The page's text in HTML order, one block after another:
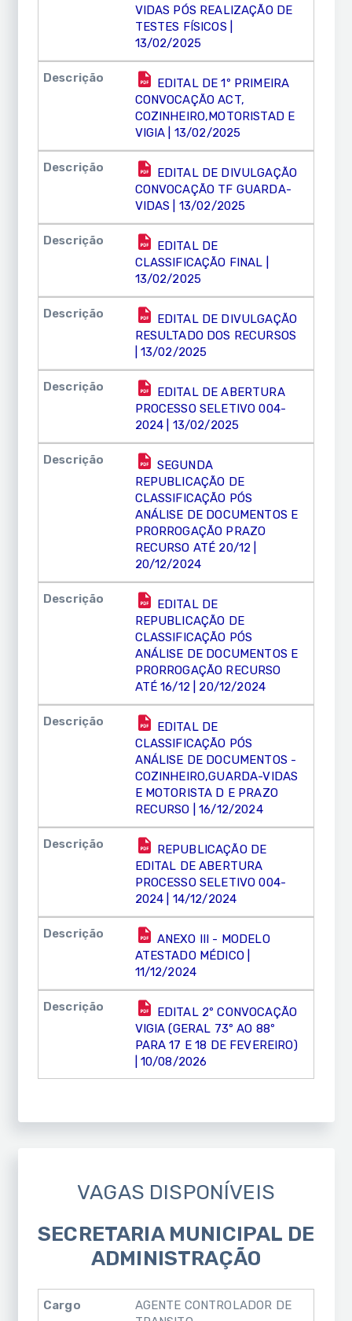
VIDAS PÓS REALIZAÇÃO DE
TESTES FÍSICOS |
13/02/2025
EDITAL DE 1º PRIMEIRA
CONVOCAÇÃO ACT,
COZINHEIRO,MOTORISTAD E
VIGIA | 13/02/2025
EDITAL DE DIVULGAÇÃO
CONVOCAÇÃO TF GUARDA-
VIDAS | 13/02/2025
EDITAL DE
CLASSIFICAÇÃO FINAL |
13/02/2025
EDITAL DE DIVULGAÇÃO
RESULTADO DOS RECURSOS
| 13/02/2025
EDITAL DE ABERTURA
PROCESSO SELETIVO 004-
2024 | 13/02/2025
SEGUNDA
REPUBLICAÇÃO DE
CLASSIFICAÇÃO PÓS
ANÁLISE DE DOCUMENTOS E
PRORROGAÇÃO PRAZO
RECURSO ATÉ 20/12 |
20/12/2024
EDITAL DE
REPUBLICAÇÃO DE
CLASSIFICAÇÃO PÓS
ANÁLISE DE DOCUMENTOS E
PRORROGAÇÃO RECURSO
ATÉ 16/12 | 20/12/2024
EDITAL DE
CLASSIFICAÇÃO PÓS
ANÁLISE DE DOCUMENTOS -
COZINHEIRO,GUARDA-VIDAS
E MOTORISTA D E PRAZO
RECURSO | 16/12/2024
REPUBLICAÇÃO DE
EDITAL DE ABERTURA
PROCESSO SELETIVO 004-
2024 | 14/12/2024
ANEXO III - MODELO
ATESTADO MÉDICO |
11/12/2024
EDITAL 2º CONVOCAÇÃO
VIGIA (GERAL 73º AO 88º
PARA 17 E 18 DE FEVEREIRO)
| 10/08/2026
VAGAS DISPONÍVEIS
SECRETARIA MUNICIPAL DE
ADMINISTRAÇÃO
AGENTE CONTROLADOR DE